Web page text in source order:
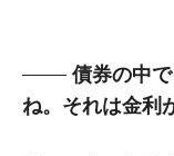
債券の中
ね。それは金利